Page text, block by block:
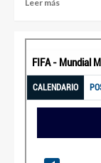
Leer más